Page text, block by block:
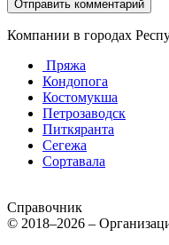
Компании в городах
Пряжа
Кондопога
Костомукша
Петрозаводск
Питкяранта
Сегежа
Сортавала
Справочник
© 2018–2026 –